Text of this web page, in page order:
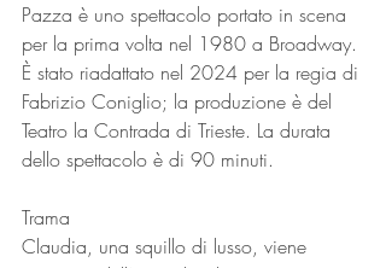
Pazza è uno spettacolo portato in scena
per la prima volta nel 1980 a Broadway.
È stato riadattato nel 2024 per la regia di
Fabrizio Coniglio; la produzione è del
Teatro la Contrada di Trieste. La durata
dello spettacolo è di 90 minuti.
Trama
Claudia, una squillo di lusso, viene